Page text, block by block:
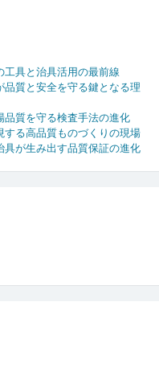
具と治具活用の最前線
質と安全を守る鍵となる理
質を守る検査手法の進化
る高品質ものづくりの現場
具が生み出す品質保証の進化